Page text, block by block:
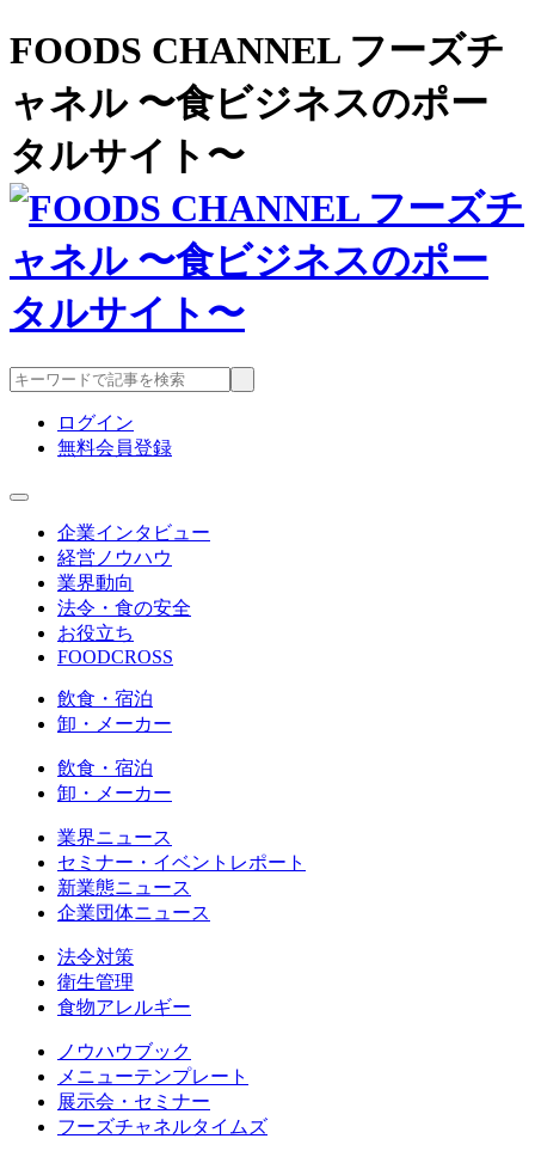
FOODS CHANNEL フーズチ
ャネル 〜食ビジネスのポー
タルサイト〜
ログイン
無料会員登録
企業インタビュー
経営ノウハウ
業界動向
法令・食の安全
お役立ち
FOODCROSS
飲食・宿泊
卸・メーカー
飲食・宿泊
卸・メーカー
業界ニュース
セミナー・イベントレポート
新業態ニュース
企業団体ニュース
法令対策
衛生管理
食物アレルギー
ノウハウブック
メニューテンプレート
展示会・セミナー
フーズチャネルタイムズ